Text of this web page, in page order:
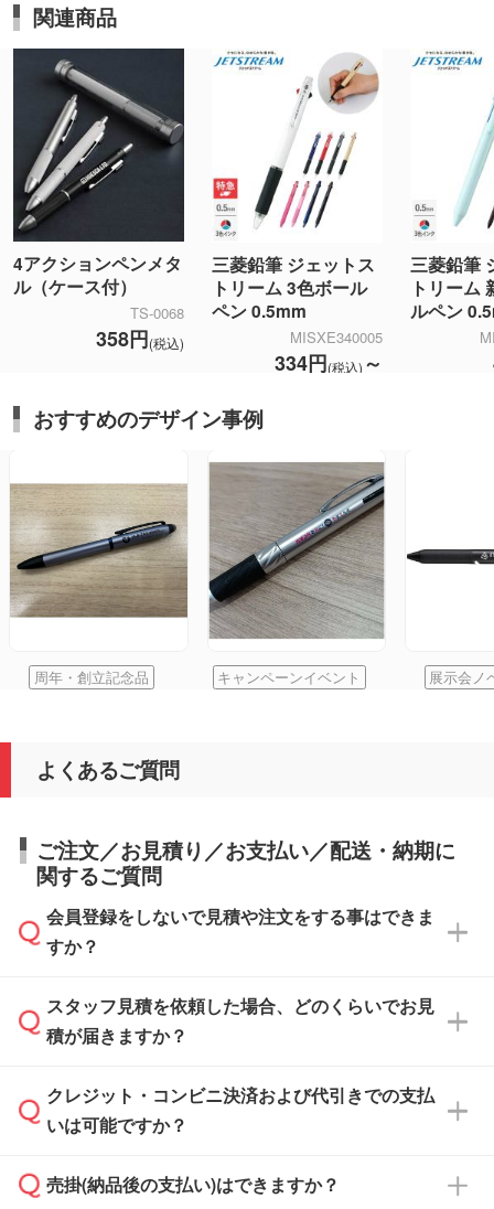
関連商品
4アクションペンメタ
ル（ケース付）
TS-0068
358円(税込)
三菱鉛筆 ジェットス
トリーム 3色ボール
ペン 0.5mm
MISXE340005
334円(税込) ～
三菱鉛筆
トリーム
ルペン
おすすめのデザイン事例
周年・創立記念品 キャンペーンイベント 展示会ノ
よくあるご質問
ご注文／お見積り／お支払い／配送・納期に
関するご質問
会員登録をしないで見積や注文をする事はできま
すか？
可能です。見積・注文フォームにて『ゲストの
まま進む』ボタンからお進みのうえ、ご依頼く
スタッフ見積を依頼した場合、どのくらいでお見
積が届きますか？
通常、翌営業日までにお送りしております。混
雑状況によっては、お時間をいただくこともご
依頼いただいた場合は、翌営業日以降のご連絡
クレジット・コンビニ決済および代引きでの支払
いは可能ですか？
銀行振込のみのご対応となります。
売掛(納品後の支払い)はできますか？